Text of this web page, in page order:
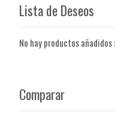
Lista de Deseos
No hay productos
Comparar